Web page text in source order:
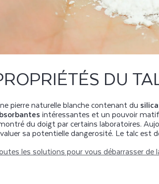
DU
pierre naturelle blanche contenant du
intéressantes et un pouvoir
du doigt par certains laboratoires.
sa potentielle dangerosité. Le talc
les solutions pour vous débarrasser de